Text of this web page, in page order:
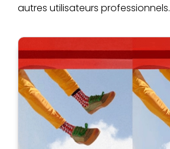
autres utilisateurs professionnels.